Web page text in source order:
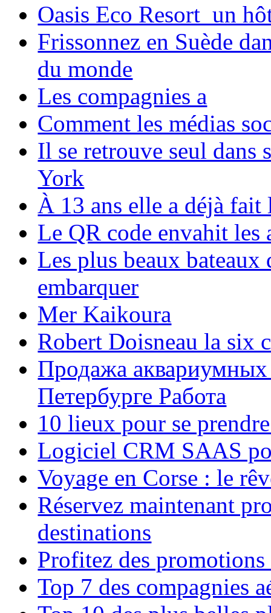
Oasis Eco Resort un
Frissonnez en Suède
du monde
Les compagnies a
Comment les médias
Il se retrouve seul dans
York
À 13 ans elle a déjà
Le QR code envahit les
Les plus beaux bateaux
embarquer
Mer Kaikoura
Robert Doisneau la six
Продажа аквариумных
Петербурге Работа
10 lieux pour se
Logiciel CRM SAAS
Voyage en Corse : le
Réservez maintenant
destinations
Profitez des
Top 7 des compagnies